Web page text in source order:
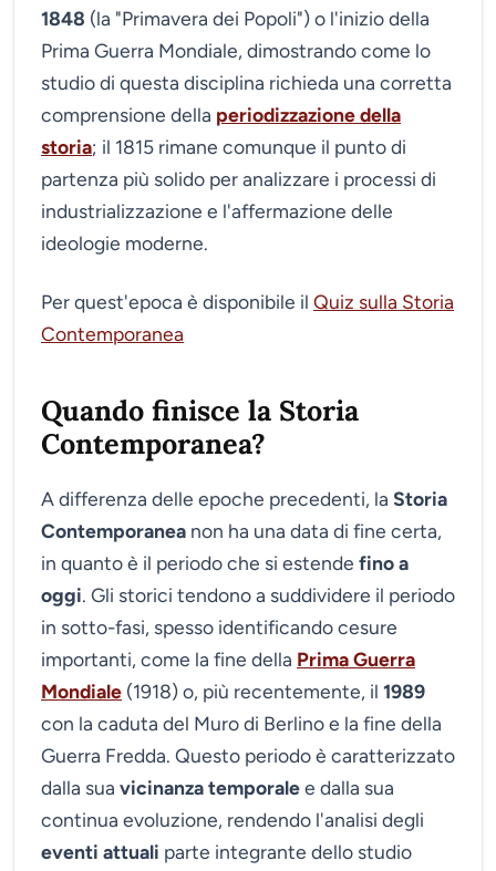
1848 (la "Primavera dei Popoli") o l'inizio della
Prima Guerra Mondiale, dimostrando come lo
studio di questa disciplina richieda una corretta
comprensione della periodizzazione della
storia; il 1815 rimane comunque il punto di
partenza più solido per analizzare i processi di
industrializzazione e l'affermazione delle
ideologie moderne.
Per quest'epoca è disponibile il Quiz sulla Storia
Contemporanea
Quando finisce la Storia
Contemporanea?
A differenza delle epoche precedenti, la Storia
Contemporanea non ha una data di fine certa,
in quanto è il periodo che si estende fino a
oggi. Gli storici tendono a suddividere il periodo
in sotto-fasi, spesso identificando cesure
importanti, come la fine della Prima Guerra
Mondiale (1918) o, più recentemente, il 1989
con la caduta del Muro di Berlino e la fine della
Guerra Fredda. Questo periodo è caratterizzato
dalla sua vicinanza temporalee dalla sua
continua evoluzione, rendendo l'analisi degli
eventi attuali parte integrante dello studio